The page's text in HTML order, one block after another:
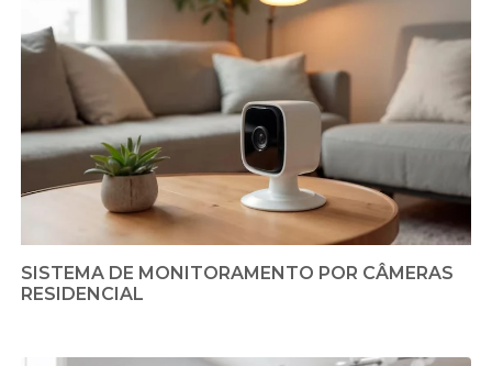
SISTEMA DE MONITORAMENTO POR CÂMERAS
RESIDENCIAL